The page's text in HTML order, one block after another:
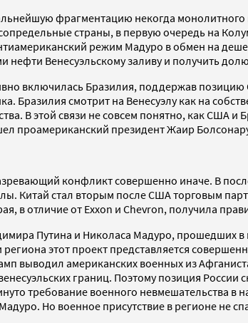
фрагментацию некогда монолитного
страны, в первую очередь на
режим Мадуро в обмен на
нефти Венесуэльскому заливу и получить
включилась Бразилия, поддержав
Бразилия смотрит на Венесуэлу как на
В этой связи не совсем понятно, как США и
проамериканский президент Жаир
конфликт совершенно иначе. В
Китай стал вторым после США торговым
в отличие от Exxon и Chevron, получила
Путина и Николаса Мадуро,
региона этот проект представляется
выводил американских военных из
границ. Поэтому позиция
требование военного
Но военное присутствие в регионе не